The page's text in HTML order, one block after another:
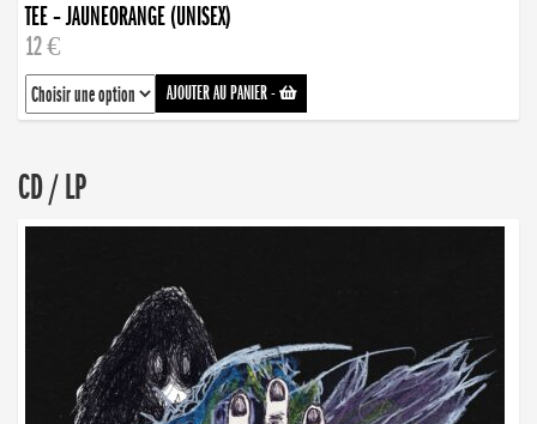
TEE – JAUNEORANGE (UNISEX)
12 €
AJOUTER AU PANIER-
CD / LP